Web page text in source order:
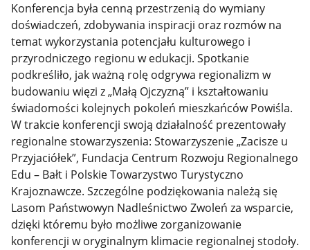
Konferencja była cenną przestrzenią do wymiany
doświadczeń, zdobywania inspiracji oraz rozmów na
temat wykorzystania potencjału kulturowego i
przyrodniczego regionu w edukacji. Spotkanie
podkreśliło, jak ważną rolę odgrywa regionalizm w
budowaniu więzi z „Małą Ojczyzną” i kształtowaniu
świadomości kolejnych pokoleń mieszkańców Powiśla.
W trakcie konferencji swoją działalność prezentowały
regionalne stowarzyszenia: Stowarzyszenie „Zacisze u
Przyjaciółek”, Fundacja Centrum Rozwoju Regionalnego
Edu – Bałt i Polskie Towarzystwo Turystyczno
Krajoznawcze. Szczególne podziękowania należą się
Lasom Państwowyn Nadleśnictwo Zwoleń za wsparcie,
dzięki któremu było możliwe zorganizowanie
konferencji w oryginalnym klimacie regionalnej stodoły.